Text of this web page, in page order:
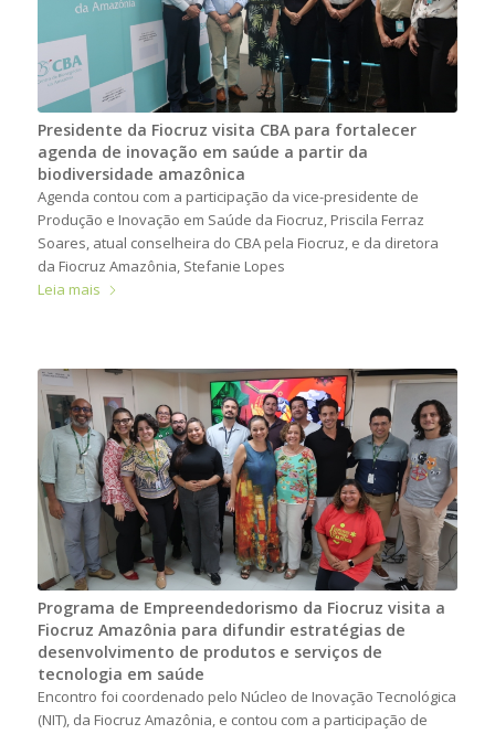
Presidente da Fiocruz visita CBA para fortalecer
agenda de inovação em saúde a partir da
biodiversidade amazônica
Agenda contou com a participação da vice-presidente de
Produção e Inovação em Saúde da Fiocruz, Priscila Ferraz
Soares, atual conselheira do CBA pela Fiocruz, e da diretora
da Fiocruz Amazônia, Stefanie Lopes
Leia mais
Programa de Empreendedorismo da Fiocruz visita a
Fiocruz Amazônia para difundir estratégias de
desenvolvimento de produtos e serviços de
tecnologia em saúde
Encontro foi coordenado pelo Núcleo de Inovação Tecnológica
(NIT), da Fiocruz Amazônia, e contou com a participação de